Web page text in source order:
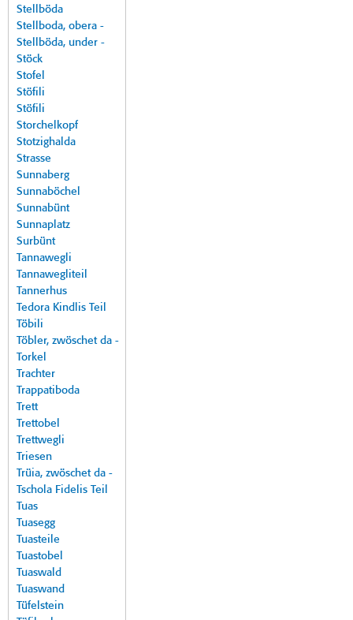
Stellböda
Stellboda, obera -
Stellböda, under -
Stöck
Stofel
Stöfili
Stöfili
Storchelkopf
Stotzighalda
Strasse
Sunnaberg
Sunnaböchel
Sunnabünt
Sunnaplatz
Surbünt
Tannawegli
Tannawegliteil
Tannerhus
Tedora Kindlis Teil
Töbili
Töbler, zwöschet da -
Torkel
Trachter
Trappatiboda
Trett
Trettobel
Trettwegli
Triesen
Trüia, zwöschet da -
Tschola Fidelis Teil
Tuas
Tuasegg
Tuasteile
Tuastobel
Tuaswald
Tuaswand
Tüfelstein